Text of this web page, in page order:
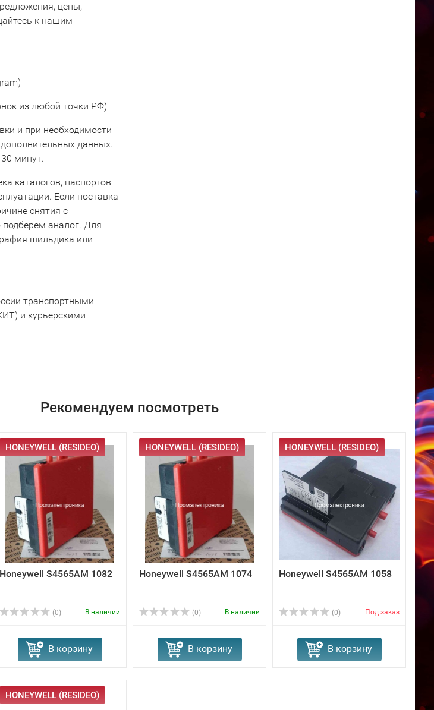
цены,
к нашим
из любой точки РФ)
и при необходимости
данных.
минут.
каталогов, паспортов
Если поставка
снятия с
аналог. Для
шильдика или
транспортными
и курьерскими
Рекомендуем посмотреть
HONEYWELL (RESIDEO)
Honeywell S4565AM 1082
(0) В наличии
В корзину
HONEYWELL (RESIDEO)
Honeywell S4565AM 1074
(0) В наличии
В корзину
HONEYWELL (RESIDEO)
Honeywell S4565AM 1058
(0) Под заказ
В корзину
HONEYWELL (RESIDEO)